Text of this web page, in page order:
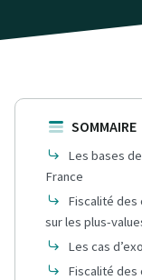
SOMMAIRE
Les bases
France
Fiscalité des
sur les plus-
Les cas
Fiscalité des